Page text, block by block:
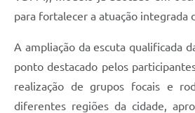
para fortalecer a atuação integrada
A ampliação da escuta qualificada
ponto destacado pelos
realização de grupos focais e
diferentes regiões da cidade,